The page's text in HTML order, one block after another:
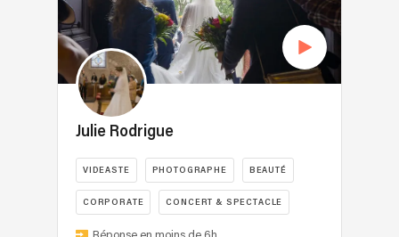
Julie Rodrigue
VIDEASTE PHOTOGRAPHE BEAUTÉ
CORPORATE CONCERT & SPECTACLE